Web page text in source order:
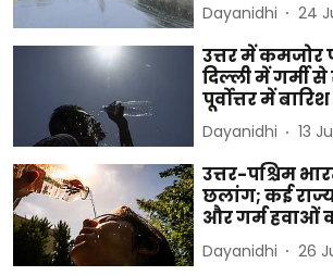
Dayanidhi 24
उत्तर में कमजोर
दिल्ली में गर्मी से
पूर्वोत्तर में
Dayanidhi 13
उत्तर-पश्चिम
छलांग; कई
और गर्म हवाओं
Dayanidhi 26